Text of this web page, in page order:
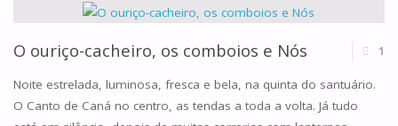
QUE
FAÇA?"
O ouriço-cacheiro, os comboios e Nós 1
Noite estrelada, luminosa, fresca e bela, na quinta do santuário.
O Canto de Caná no centro, as tendas a toda a volta. Já tudo